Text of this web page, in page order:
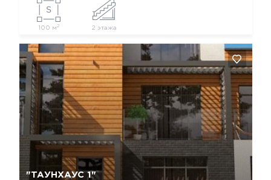
100 м 2 2 этажа
"ТАУНХАУС 1"
Да, удалить